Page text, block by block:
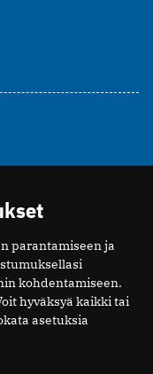
parantamiseen ja
kohdentamiseen.
hyväksyä kaikki tai
asetuksia